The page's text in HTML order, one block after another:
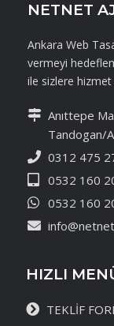
NETNET
Ankara Web
vermeyi
ile sizlere
Anıttepe
Tandogan/
0312 475
0532 160
0532 160
HIZLI
TEKLİF